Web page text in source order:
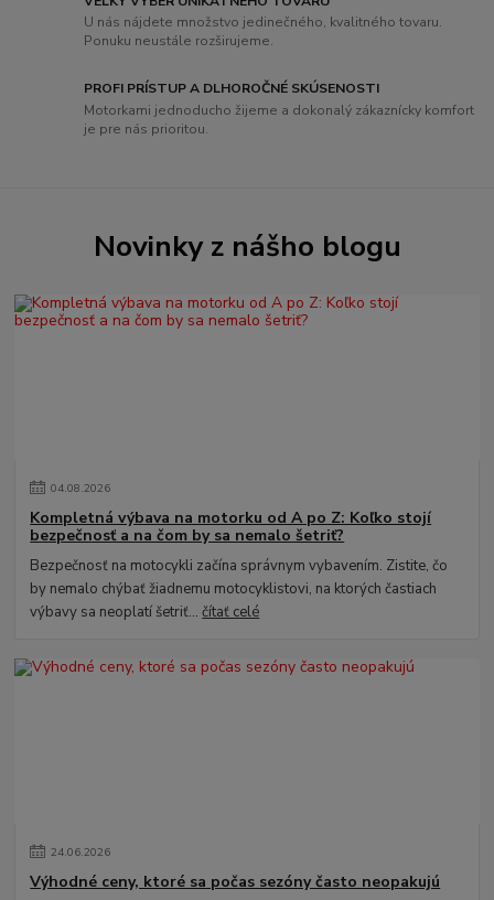
U nás nájdete množstvo jedinečného, ​​kvalitného tovaru.
Ponuku neustále rozširujeme.
PROFI PRÍSTUP A DLHOROČNÉ SKÚSENOSTI
Motorkami jednoducho žijeme a dokonalý zákaznícky komfort
je pre nás prioritou.
Novinky z nášho blogu
04.08.2026
Kompletná výbava na motorku od A po Z: Koľko stojí
bezpečnosť a na čom by sa nemalo šetriť?
Bezpečnosť na motocykli začína správnym vybavením. Zistite, čo
by nemalo chýbať žiadnemu motocyklistovi, na ktorých častiach
výbavy sa neoplatí šetriť...čítať celé
24.06.2026
Výhodné ceny, ktoré sa počas sezóny často neopakujú